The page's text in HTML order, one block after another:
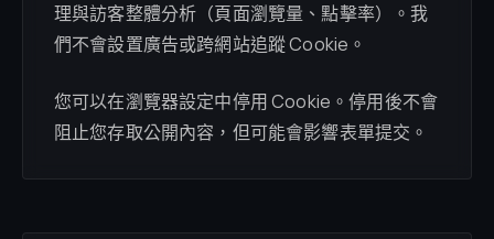
理與訪客整體分析（頁面瀏覽量、點擊率）。我
們不會設置廣告或跨網站追蹤 Cookie。
您可以在瀏覽器設定中停用 Cookie。停用後不會
阻止您存取公開內容，但可能會影響表單提交。